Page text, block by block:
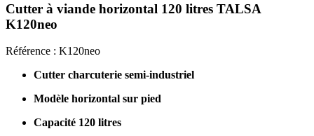
Cutter à viande horizontal 120 litres TALSA
K120neo
Référence : K120neo
Cutter charcuterie semi-industriel
Modèle horizontal sur pied
Capacité 120 litres